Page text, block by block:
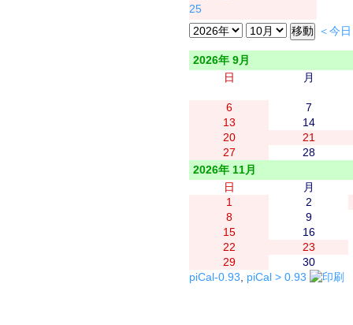
25
＜今
2026年 9月
日
月
6
7
13
14
20
21
27
28
2026年 11月
日
月
1
2
8
9
15
16
22
23
29
30
piCal-0.93, piCal > 0.93